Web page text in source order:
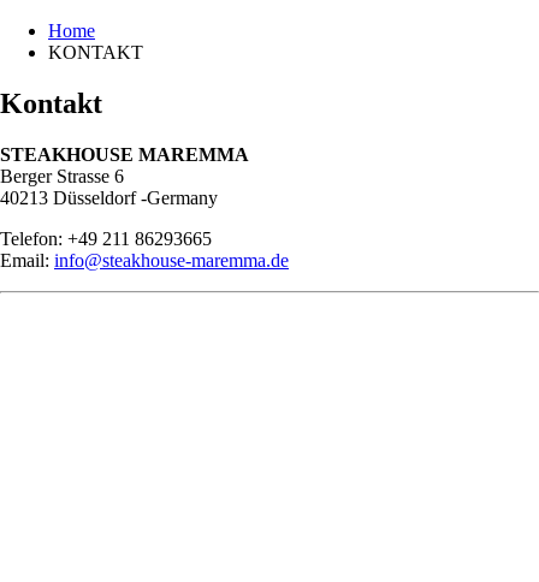
Home
KONTAKT
Kontakt
STEAKHOUSE MAREMMA
Berger Strasse 6
40213 Düsseldorf -Germany
Telefon: +49 211 86293665
Email: info@steakhouse-maremma.de